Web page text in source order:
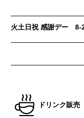
火土日祝 感謝デー 8-
ドリンク販売